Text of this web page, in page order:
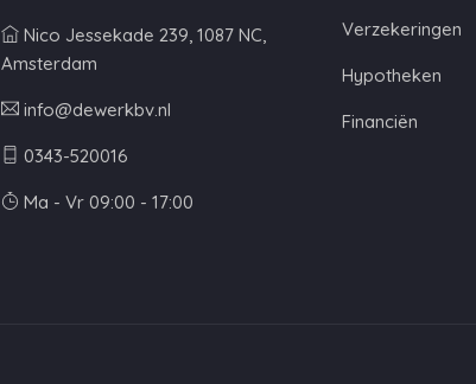
Nico Jessekade 239, 1087 NC,
Amsterdam
info@dewerkbv.nl
0343-520016
Ma - Vr 09:00 - 17:00
Verzekeringen
Hypotheken
Financiën